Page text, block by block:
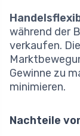
während der
verkaufen.
Gewinne zu
minimieren.
Nachteile